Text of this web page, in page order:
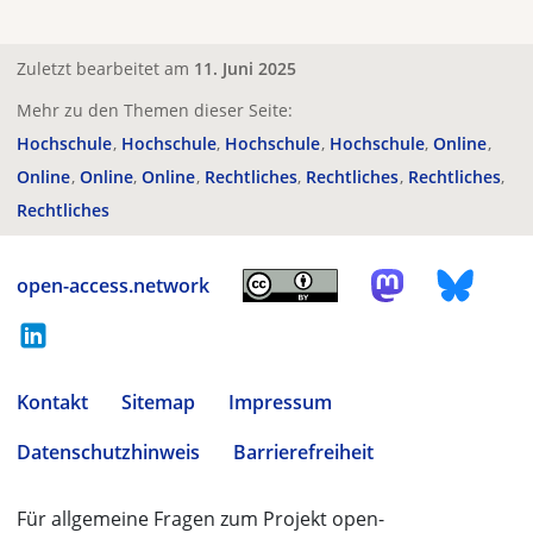
Zuletzt bearbeitet am 11. Juni 2025
Mehr zu den Themen dieser Seite:
Hochschule Hochschule Hochschule Hochschule Online
Online Online Online Rechtliches Rechtliches Rechtliches
Rechtliches
open-access.network
Kontakt Sitemap
Impressum
Datenschutzhinweis
Barrierefreiheit
Für allgemeine Fragen zum Projekt open-